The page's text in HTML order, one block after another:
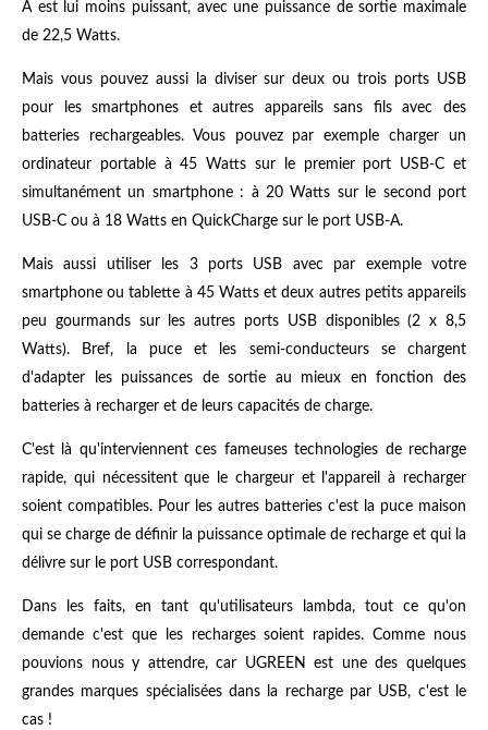
A est lui moins puissant, avec une puissance de sortie maximale
de 22,5 Watts.
Mais vous pouvez aussi la diviser sur deux ou trois ports USB
pour les smartphones et autres appareils sans fils avec des
batteries rechargeables. Vous pouvez par exemple charger un
ordinateur portable à 45 Watts sur le premier port USB-C et
simultanément un smartphone : à 20 Watts sur le second port
USB-C ou à 18 Watts en QuickCharge sur le port USB-A.
Mais aussi utiliser les 3 ports USB avec par exemple votre
smartphone ou tablette à 45 Watts et deux autres petits appareils
peu gourmands sur les autres ports USB disponibles (2 x 8,5
Watts). Bref, la puce et les semi-conducteurs se chargent
d'adapter les puissances de sortie au mieux en fonction des
batteries à recharger et de leurs capacités de charge.
C'est là qu'interviennent ces fameuses technologies de recharge
rapide, qui nécessitent que le chargeur et l'appareil à recharger
soient compatibles. Pour les autres batteries c'est la puce maison
qui se charge de définir la puissance optimale de recharge et qui la
délivre sur le port USB correspondant.
Dans les faits, en tant qu'utilisateurs lambda, tout ce qu'on
demande c'est que les recharges soient rapides. Comme nous
pouvions nous y attendre, car UGREEN est une des quelques
grandes marques spécialisées dans la recharge par USB, c'est le
cas !